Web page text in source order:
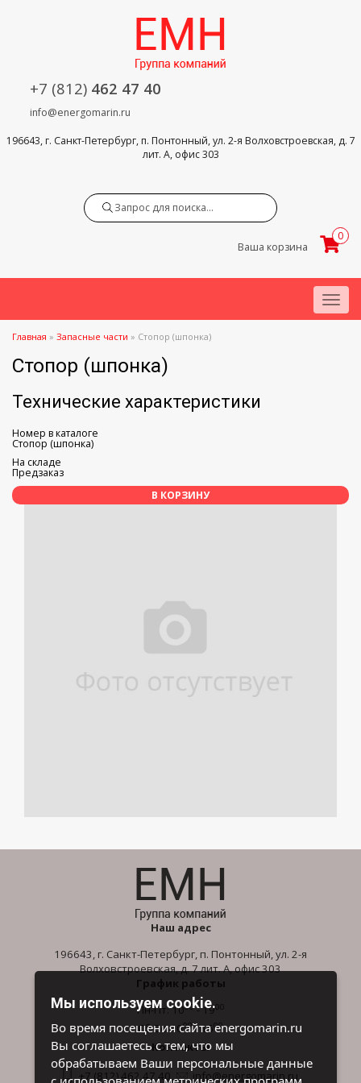
+7 (812) 462 47 40
info@energomarin.ru
196643, г. Санкт-Петербург, п. Понтонный, ул. 2-я Волховстроевская, д. 7
лит. А, офис 303
Ваша корзина
0
Menu
Главная » Запасные части » Стопор (шпонка)
Стопор (шпонка)
Технические характеристики
Номер в каталоге
Стопор (шпонка)
На складе
Предзаказ
В КОРЗИНУ
Наш адрес
196643, г. Санкт-Петербург, п. Понтонный, ул. 2-я
Волховстроевская, д. 7 лит. А, офис 303
График работы
Пн-Пт: 1000- 1900
Сб-Вс: 1000- 1600
Контакты
+7 (812) 462 47 40 info@energomarin.ru
Мы используем cookie.
Во время посещения сайта energomarin.ru
Вы соглашаетесь с тем, что мы
обрабатываем Ваши персональные данные